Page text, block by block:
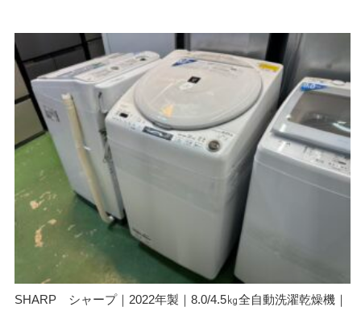
SHARP シャープ｜2022年製｜8.0/4.5㎏全自動洗濯乾燥機｜